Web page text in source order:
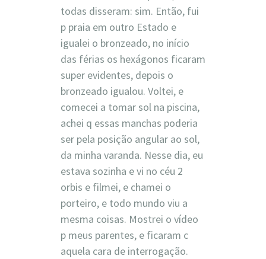
todas disseram: sim. Então, fui
p praia em outro Estado e
igualei o bronzeado, no início
das férias os hexágonos ficaram
super evidentes, depois o
bronzeado igualou. Voltei, e
comecei a tomar sol na piscina,
achei q essas manchas poderia
ser pela posição angular ao sol,
da minha varanda. Nesse dia, eu
estava sozinha e vi no céu 2
orbis e filmei, e chamei o
porteiro, e todo mundo viu a
mesma coisas. Mostrei o vídeo
p meus parentes, e ficaram c
aquela cara de interrogação.